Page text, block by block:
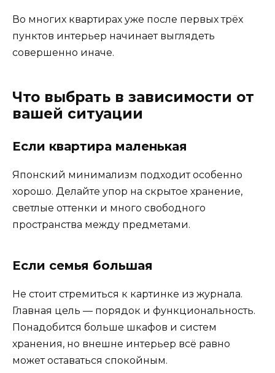
Во многих квартирах уже после первых трёх
пунктов интерьер начинает выглядеть
совершенно иначе.
Что выбрать в зависимости от
вашей ситуации
Если квартира маленькая
Японский минимализм подходит особенно
хорошо. Делайте упор на скрытое хранение,
светлые оттенки и много свободного
пространства между предметами.
Если семья большая
Не стоит стремиться к картинке из журнала.
Главная цель — порядок и функциональность.
Понадобится больше шкафов и систем
хранения, но внешне интерьер всё равно
может оставаться спокойным.